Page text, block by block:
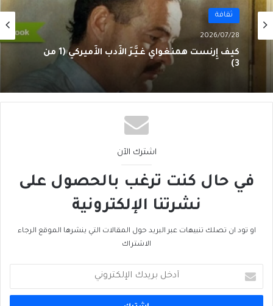
ثقافة
2026/07/28
كيف إِرنست همنغواي غـيَّـرَ الأَدب الأَميركي (1 من
3)
اشترك الآن
في حال كنت ترغب بالحصول على
نشرتنا الإلكترونية
او تود ان تصلك تنبيهات عبر البريد حول المقالات التي ينشرها الموقع الرجاء
الاشتراك
بريدك
الإلكتروني